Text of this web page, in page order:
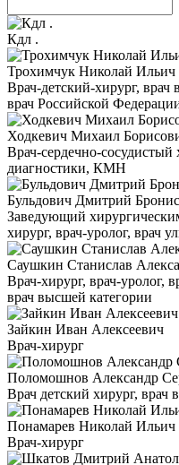
Кдл .
Трохимчук Николай Ильич
Врач-детский-хирург,
врач Российской
Ходкевич Михаил
Врач-сердечно-сосудистый
диагностики, КМН
Бульдович Дмитрий
Заведующий
хирург, врач-уролог, врач
Саушкин Станислав
Врач-хирург, врач-уролог,
врач высшей категории
Зайкин Иван Алексеевич
Врач-хирург
Поломошнов Александр
Врач детский хирург, врач
Понамарев Николай Ильич
Врач-хирург